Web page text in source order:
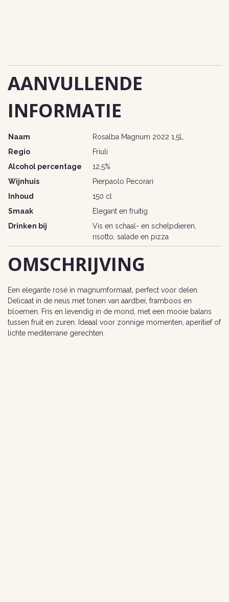
AANVULLENDE
INFORMATIE
Naam
Rosalba Magnum 2022 1,5L
Regio
Friuli
Alcohol percentage
12,5%
Wijnhuis
Pierpaolo Pecorari
Inhoud
150 cl
Smaak
Elegant en fruitig
Drinken bij
Vis en schaal- en schelpdieren,
risotto, salade en pizza
OMSCHRIJVING
Een elegante rosé in magnumformaat, perfect voor delen.
Delicaat in de neus met tonen van aardbei, framboos en
bloemen. Fris en levendig in de mond, met een mooie balans
tussen fruit en zuren. Ideaal voor zonnige momenten, aperitief of
lichte mediterrane gerechten.